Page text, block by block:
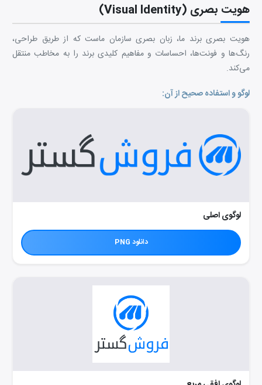
هویت بصری (Visual Identity)
هویت بصری برند ما، زبان بصری سازمان ماست که از طریق طراحی،
رنگ‌ها و فونت‌ها، احساسات و مفاهیم کلیدی برند را به مخاطب منتقل
می‌کند.
لوگو و استفاده صحیح از آن:
لوگوی اصلی
دانلود PNG